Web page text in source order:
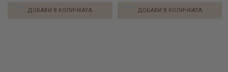
ДОБАВИ В КОЛИЧКАТА ДОБАВИ В КОЛИЧКАТА